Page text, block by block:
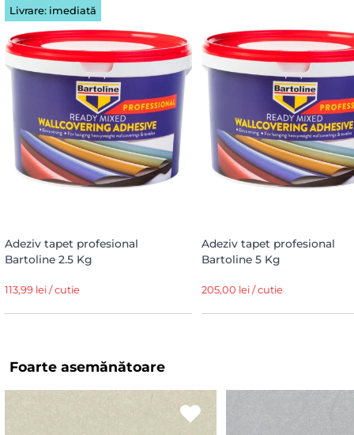
Livrare: imediată
Adeziv tapet profesional
Bartoline 2.5 Kg
113,99 lei / cutie
Adeziv tapet profesional
Bartoline 5 Kg
205,00 lei / cutie
Foarte asemănătoare